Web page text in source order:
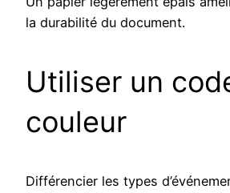
la durabilité du document.
Utiliser un
couleur
Différencier les types